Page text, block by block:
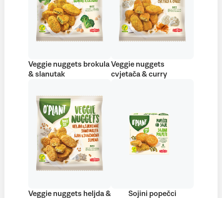
Veggie nuggets brokula
& slanutak
Veggie nuggets
cvjetača & curry
Veggie nuggets heljda &
Sojini popečci